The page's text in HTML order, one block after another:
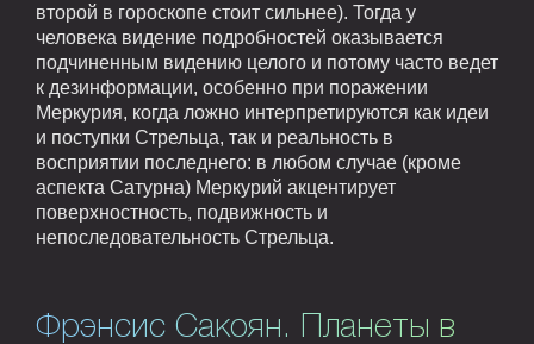
второй в гороскопе стоит сильнее). Тогда у
человека видение подробностей оказывается
подчиненным видению целого и потому часто ведет
к дезинформации, особенно при поражении
Меркурия, когда ложно интерпретируются как идеи
и поступки Стрельца, так и реальность в
восприятии последнего: в любом случае (кроме
аспекта Сатурна) Меркурий акцентирует
поверхностность, подвижность и
непоследовательность Стрельца.
Фрэнсис Сакоян. Планеты в